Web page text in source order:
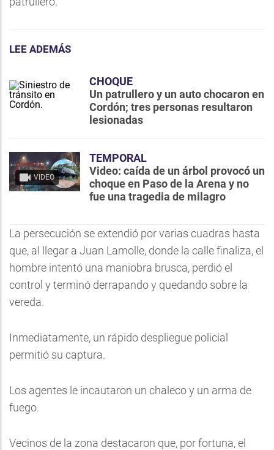
LEE ADEMÁS
CHOQUE
Un patrullero y un auto chocaron en
Cordón; tres personas resultaron
lesionadas
VIDEO
TEMPORAL
Video: caída de un árbol provocó un
choque en Paso de la Arena y no
fue una tragedia de milagro
La persecución se extendió por varias cuadras hasta
que, al llegar a Juan Lamolle, donde la calle finaliza, el
hombre intentó una maniobra brusca, perdió el
control y terminó derrapando y quedando sobre la
vereda.
Inmediatamente, un rápido despliegue policial
permitió su captura.
Los agentes le incautaron un chaleco y un arma de
fuego.
Vecinos de la zona destacaron que, por fortuna, el